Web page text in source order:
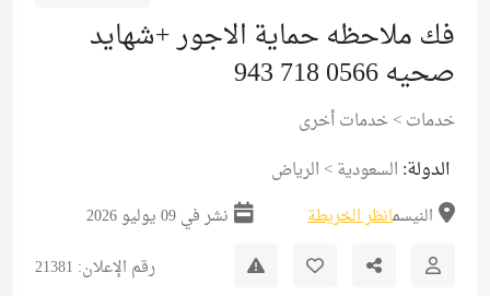
فك ملاحظه حماية الاجور +شهايد
صحيه 0566 718 943
خدمات>خدمات أخرى
الدولة: السعودية> الرياض
النيسمانظر الخريطة
نشر في 09 يوليو 2026
رقم الإعلان: 21381